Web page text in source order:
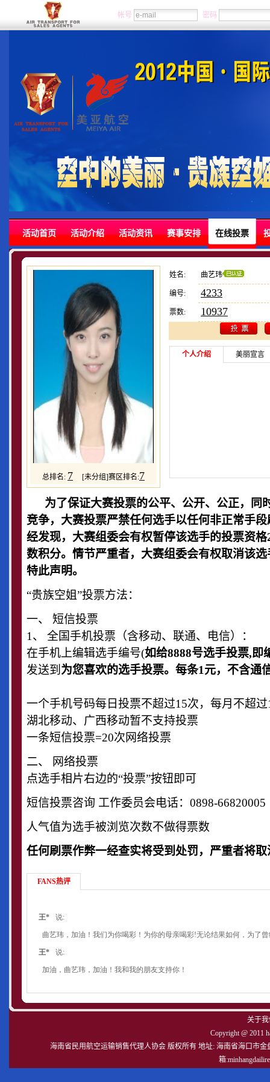
帐号 密码
活动首页 活动介绍 活动资讯 赛事安排 在线投票
总排名: 7 [未分组]赛区排名:7
姓名: 曲艺玮
编号: 4233
票数: 10937
个人介绍 美丽宣言
为了保证大赛投票的公平、公开、公正，同
竞争，大赛投票严禁任何选手以任何非正常手
经发现，大赛组委会有权暂停该选手的投票资
数积分。情节严重者，大赛组委会有权取消该
特此声明。
“贵族空姐”投票方法：
一、 短信投票
1、 全国手机投票（含移动、联通、电信）：
在手机上编辑选手编号(如给8888号选手投票,即
发送到 为您喜欢的选手投票。每条1元，不含通
一个手机号码每日投票不超过15次，每月不超
湖北移动、广西移动暂不支持投票
一条短信投票=20次网络投票
二、 网络投票
点选手相片右边的“投票”按钮即可
短信投票咨询 工作委员会电话：0898-66820005
人气值为选手被浏览次数不做得票数
任何刷票作弊一经查实将受到处罚，严重者将
FANS热评
关于
Copyright @ 2011
海南省民用航空运输销售代理人协会 版权所有 地址: 海南省海口市金
箱